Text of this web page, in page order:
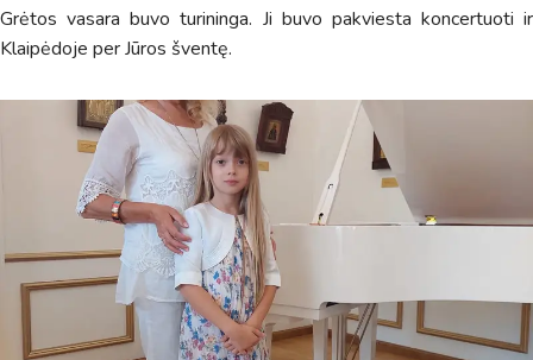
Grėtos vasara buvo turininga. Ji buvo pakviesta koncertuoti ir
Klaipėdoje per Jūros šventę.
dar tobulai atsimenu visą šioje svetainėje pateiktą
informaciją. Jei visgi man pritrūks išmanumo - pateiksiu
atsakingo specialisto.
Taigi... kuo galėčiau Jums padėti?